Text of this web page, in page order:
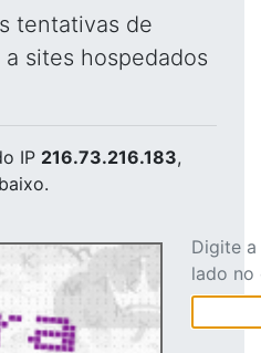
tentativas de
sites hospedados
IP 216.73.216.183,
Digite
lado no